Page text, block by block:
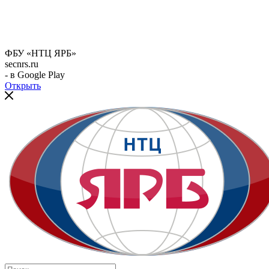
ФБУ «НТЦ ЯРБ»
secnrs.ru
- в Google Play
Открыть